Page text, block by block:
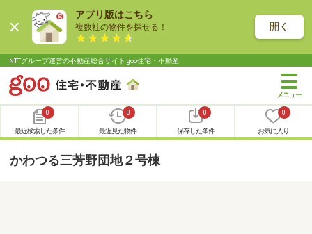
アプリ版はこちら
複数社の物件を探せる！ 開く
NTTグループ運営の不動産総合サイト goo住宅・不動産
0
最近検索した条件
0
最近見た物件
0
保存した条件
0
お気に入り
かわつる三芳野団地２号棟